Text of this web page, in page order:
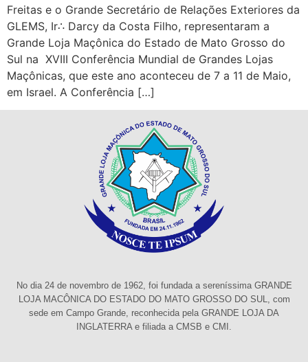
Freitas e o Grande Secretário de Relações Exteriores da
GLEMS, Ir∴ Darcy da Costa Filho, representaram a
Grande Loja Maçônica do Estado de Mato Grosso do
Sul na XVIII Conferência Mundial de Grandes Lojas
Maçônicas, que este ano aconteceu de 7 a 11 de Maio,
em Israel. A Conferência […]
No dia 24 de novembro de 1962, foi fundada a sereníssima GRANDE
LOJA MACÔNICA DO ESTADO DO MATO GROSSO DO SUL, com
sede em Campo Grande, reconhecida pela GRANDE LOJA DA
INGLATERRA e filiada a CMSB e CMI.